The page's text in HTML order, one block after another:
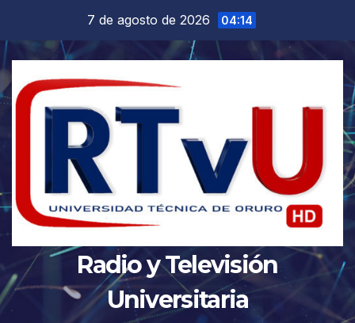
contenido
7 de agosto de 2026 04:14
Radio y Televisión
Universitaria